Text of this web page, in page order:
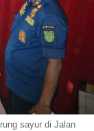
sayur di Jalan